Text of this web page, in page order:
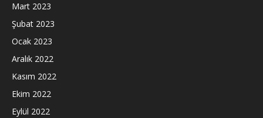
Mart 2023
Şubat 2023
Ocak 2023
Aralık 2022
Kasım 2022
Ekim 2022
Eylül 2022